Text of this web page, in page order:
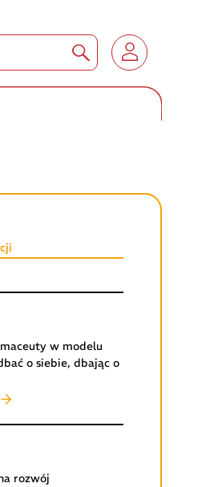
w modelu
o siebie, dbając o
rozwój